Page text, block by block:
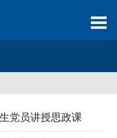
党员讲授思政课